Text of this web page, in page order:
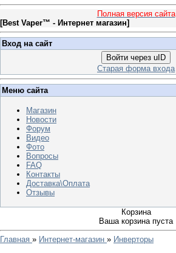
Полная версия сайта
[Best Vaper™ - Интернет магазин]
Вход на сайт
Войти через uID
Старая форма входа
Меню сайта
Магазин
Новости
Форум
Видео
Фото
Вопросы
FAQ
Контакты
Доставка\Оплата
Отзывы
Корзина
Ваша корзина пуста
Главная » Интернет-магазин » Инверторы